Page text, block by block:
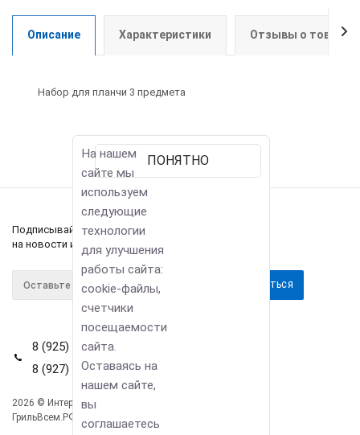
Описание Характеристики Отзывы о товаре
Набор для планчи 3 предмета
Подписывайтесь
на новости и акции
8 (925) 114-42-80
8 (927) 911-22-66
2026 © Интернет-магазин
ГрильВсем.РФ
Информация
ПОНЯТНО
На нашем
сайте мы
используем
следующие
технологии
для улучшения
работы сайта:
cookie-файлы,
счетчики
посещаемости
сайта.
Оставаясь на
нашем сайте,
вы
соглашаетесь